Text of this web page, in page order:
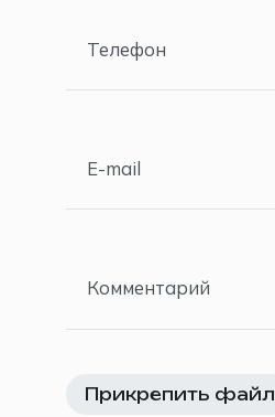
Телефон
E-mail
Комментарий
Прикрепить файл